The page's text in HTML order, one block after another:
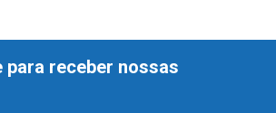
para receber nossas